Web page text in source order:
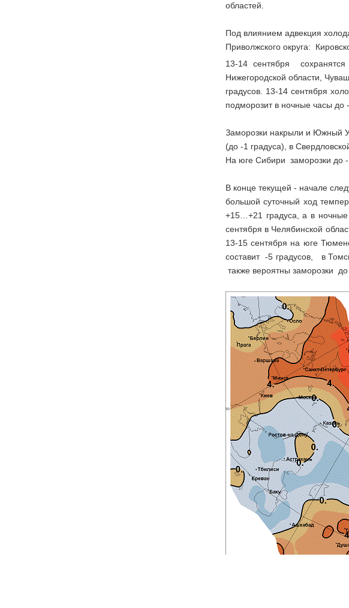
областей.
Под влиянием адвекция
Приволжского округа:
13-14 сентября
Нижегородской области,
градусов. 13-14 сентября
подморозит в ночные часы до
Заморозки накрыли и Южный
(до -1 градуса), в
На юге Сибири заморозки до -
В конце текущей - начале
большой суточный ход
+15…+21 градуса, а в
сентября в Челябинской
13-15 сентября на юге
составит -5 градусов, в
также вероятны заморозки до